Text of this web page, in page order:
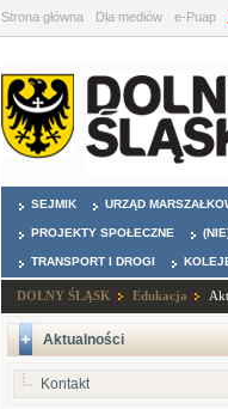
Strona główna Dla mediów e-Puap
SEJMIK URZĄD
PROJEKTY SPOŁECZNE
TRANSPORT I DROGI
DOLNY ŚLĄSK Edukacja
Aktualności
Kontakt